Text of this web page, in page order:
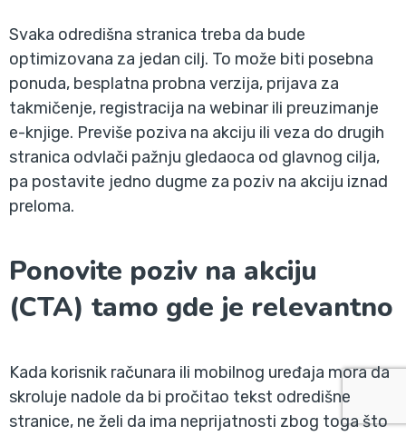
Svaka odredišna stranica treba da bude
optimizovana za jedan cilj. To može biti posebna
ponuda, besplatna probna verzija, prijava za
takmičenje, registracija na webinar ili preuzimanje
e-knjige. Previše poziva na akciju ili veza do drugih
stranica odvlači pažnju gledaoca od glavnog cilja,
pa postavite jedno dugme za poziv na akciju iznad
preloma.
Ponovite poziv na akciju
(CTA) tamo gde je relevantno
Kada korisnik računara ili mobilnog uređaja mora da
skroluje nadole da bi pročitao tekst odredišne
stranice, ne želi da ima neprijatnosti zbog toga što